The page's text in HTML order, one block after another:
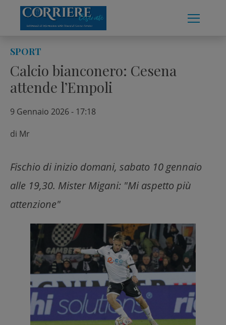
content
SPORT
Calcio bianconero: Cesena
attende l’Empoli
9 Gennaio 2026 - 17:18
di Mr
Fischio di inizio domani, sabato 10 gennaio
alle 19,30. Mister Migani: "Mi aspetto più
attenzione"